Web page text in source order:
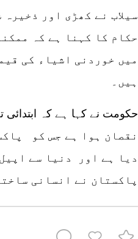
سیلاب نے کھڑی اور
حکام کا کہنا ہے کہ
ہیں۔
نقصان ہوا ہے جس کو
دیا ہے اور دنیا سے
پاکستان نے انسانی